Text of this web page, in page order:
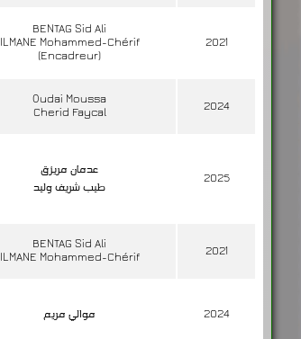
BENTAG Sid Ali
ILMANE Mohammed-Chérif
(Encadreur)
2021
Oudai Moussa
Cherid Faycal
2024
عدمان مريزق
طيب شريف وليد
2025
BENTAG Sid Ali
ILMANE Mohammed-Chérif
2021
موالي مريم 2024